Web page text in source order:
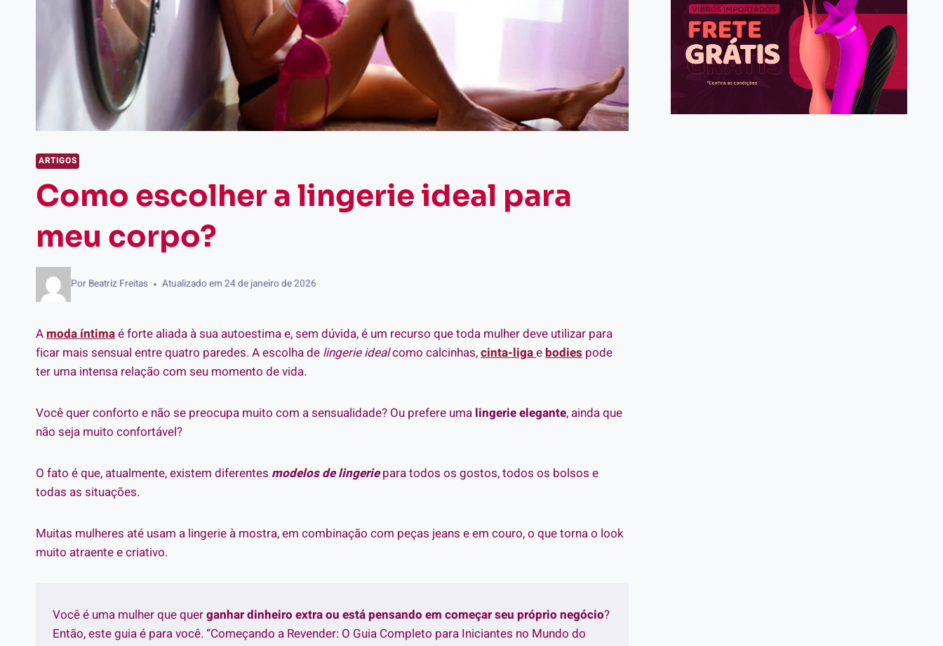
ARTIGOS
Como escolher a lingerie ideal para
meu corpo?
Por Beatriz Freitas Atualizado em 24 de janeiro de 2026
Amoda íntimaé forte aliada à sua autoestima e, sem dúvida, é um recurso que toda mulher deve utilizar para
ficar mais sensual entre quatro paredes. A escolha de lingerie idealcomo calcinhas,cinta-ligaebodies pode
ter uma intensa relação com seu momento de vida.
Você quer conforto e não se preocupa muito com a sensualidade? Ou prefere uma lingerie elegante, ainda que
não seja muito confortável?
O fato é que, atualmente, existem diferentes modelos de lingeriepara todos os gostos, todos os bolsos e
todas as situações.
Muitas mulheres até usam a lingerie à mostra, em combinação com peças jeans e em couro, o que torna o look
muito atraente e criativo.
Você é uma mulher que querganhar dinheiro extra ou está pensando em começar seu próprio negócio?
Então, este guia é para você. “Começando a Revender: O Guia Completo para Iniciantes no Mundo do